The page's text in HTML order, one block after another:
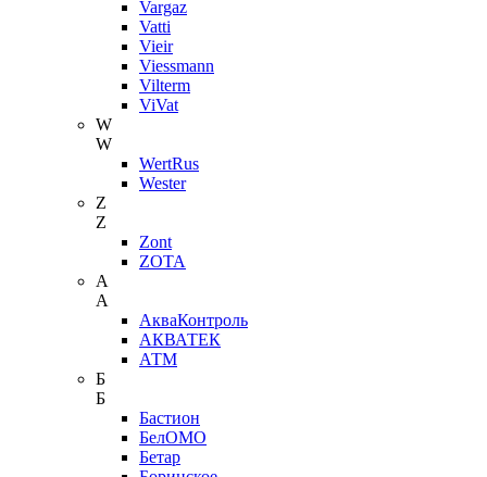
Vargaz
Vatti
Vieir
Viessmann
Vilterm
ViVat
W
W
WertRus
Wester
Z
Z
Zont
ZOTA
А
А
АкваКонтроль
АКВАТЕК
АТМ
Б
Б
Бастион
БелОМО
Бетар